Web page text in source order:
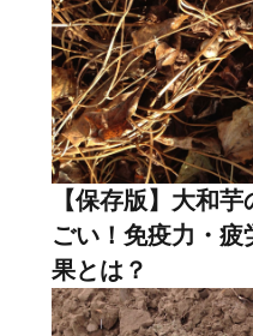
【保存版】大和
ごい！免疫力・
果とは？